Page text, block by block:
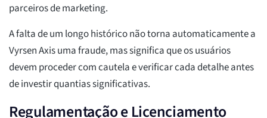
parceiros de marketing.
A falta de um longo histórico não torna automaticamente a
Vyrsen Axis uma fraude, mas significa que os usuários
devem proceder com cautela e verificar cada detalhe antes
de investir quantias significativas.
Regulamentação e Licenciamento